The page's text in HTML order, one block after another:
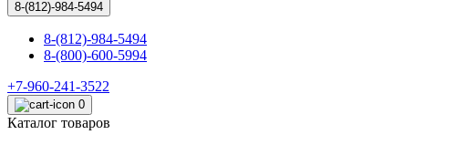
8-(812)-984-5494
8-(812)-984-5494
8-(800)-600-5994
+7-960-241-3522
0
Каталог товаров